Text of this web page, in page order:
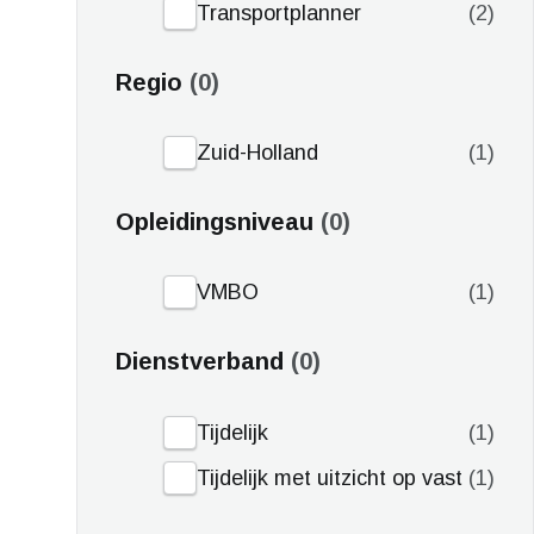
Transportplanner 2
Regio 0
Zuid-Holland 1
Opleidingsniveau 0
VMBO 1
Dienstverband 0
Tijdelijk
1
Tijdelijk met uitzicht op vast
1